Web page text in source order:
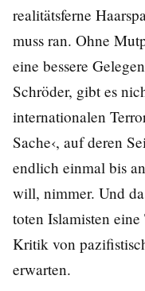
realitätsferne
muss ran. Ohne
eine bessere
Schröder, gibt es
internationalen
Sache‹, auf deren
endlich einmal bis
will, nimmer. Und
toten Islamisten
Kritik von
erwarten.